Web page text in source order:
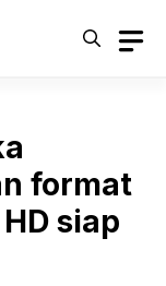
format
siap